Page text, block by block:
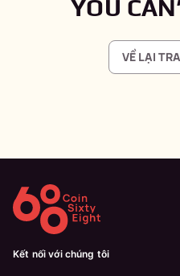
YOU
VỀ LẠI
Kết nối với chúng tôi